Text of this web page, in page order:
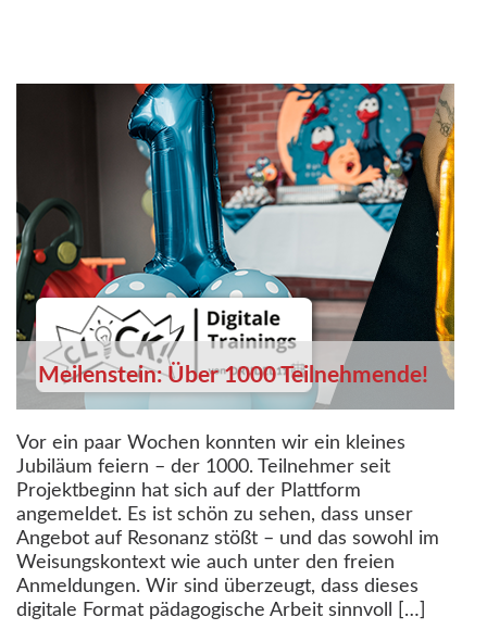
Meilenstein: Über 1000 Teilnehmende!
Vor ein paar Wochen konnten wir ein kleines
Jubiläum feiern – der 1000. Teilnehmer seit
Projektbeginn hat sich auf der Plattform
angemeldet. Es ist schön zu sehen, dass unser
Angebot auf Resonanz stößt – und das sowohl im
Weisungskontext wie auch unter den freien
Anmeldungen. Wir sind überzeugt, dass dieses
digitale Format pädagogische Arbeit sinnvoll […]